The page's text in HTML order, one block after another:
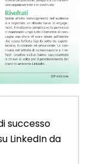
successo
LinkedIn da